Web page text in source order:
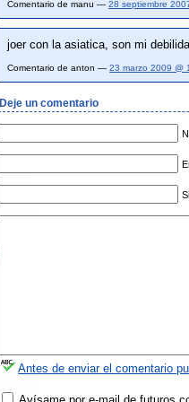
Comentario de manu —28 septiembre
joer con la asiatica, son mi
Comentario de anton —23 marzo 2009 @
Deje un comentario
Antes de enviar el comentario